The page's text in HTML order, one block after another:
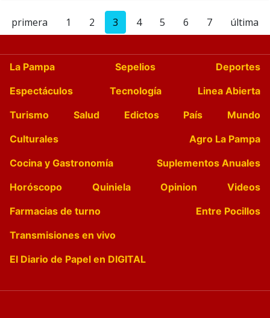
primera 1 2 3 4 5 6 7 última
La Pampa Sepelios
Deportes
Espectáculos
Tecnología
Linea Abierta
Turismo
Salud Edictos País
Mundo
Culturales
Agro La Pampa
Cocina y Gastronomía
Suplementos Anuales
Horóscopo
Quiniela Opinion
Videos
Farmacias de turno
Entre Pocillos
Transmisiones en vivo
El Diario de Papel en DIGITAL